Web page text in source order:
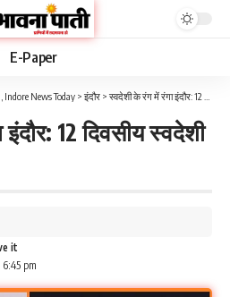
E-Paper
News Today > इंदौर > स्वदेशी के रंग में रंगा इंदौर: 12 दिवसीय स्वदेशी मेले का शुभारंभ
12 दिवसीय स्वदेशी
pm